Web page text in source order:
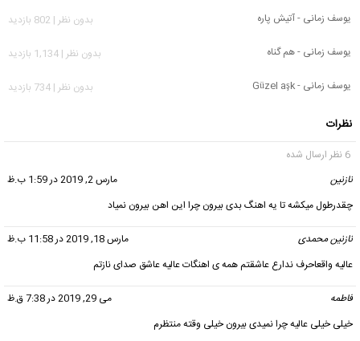
یوسف زمانی - آتیش پاره
بدون نظر | 802 بازدید
یوسف زمانی - هم گناه
بدون نظر | 1,134 بازدید
یوسف زمانی - Güzel aşk
بدون نظر | 734 بازدید
نظرات
6 نظر ارسال شده
نازنین
مارس 2, 2019 در 1:59 ب.ظ
چقدرطول میکشه تا یه اهنگ بدی بیرون چرا این اهن بیرون نمیاد
نازنین محمدی
مارس 18, 2019 در 11:58 ب.ظ
عالیه واقعاحرف ندارع عاشقتم همه ی اهنگات عالیه عاشق صدای نازتم
فاطمه
می 29, 2019 در 7:38 ق.ظ
خیلی خیلی عالیه چرا نمیدی بیرون خیلی وقته منتظرم